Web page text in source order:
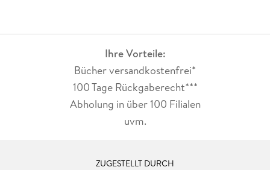
Ihre Vorteile:
Bücher versandkostenfrei*
100 Tage Rückgaberecht***
Abholung in über 100 Filialen
uvm.
ZUGESTELLT DURCH